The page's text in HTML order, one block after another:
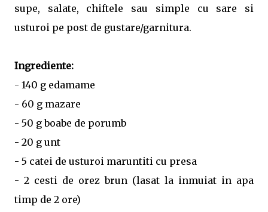
supe, salate, chiftele sau simple cu sare si
usturoi pe post de gustare/garnitura.
Ingrediente:
- 140 g edamame
- 60 g mazare
- 50 g boabe de porumb
- 20 g unt
- 5 catei de usturoi maruntiti cu presa
- 2 cesti de orez brun (lasat la inmuiat in apa
timp de 2 ore)